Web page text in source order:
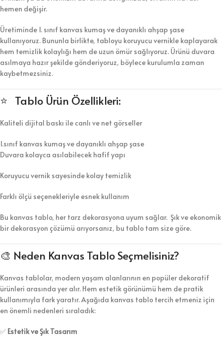
hemen değişir.
Üretiminde 1. sınıf kanvas kumaş ve dayanıklı ahşap şase
kullanıyoruz. Bununla birlikte, tabloyu koruyucu vernikle kaplayarak
hem temizlik kolaylığı hem de uzun ömür sağlıyoruz. Ürünü duvara
asılmaya hazır şekilde gönderiyoruz, böylece kurulumla zaman
kaybetmezsiniz.
⭐ Tablo Ürün Özellikleri:
Kaliteli dijital baskı ile canlı ve net görseller
1.sınıf kanvas kumaş ve dayanıklı ahşap şase
Duvara kolayca asılabilecek hafif yapı
Koruyucu vernik sayesinde kolay temizlik
Farklı ölçü seçenekleriyle esnek kullanım
Bu kanvas tablo, her tarz dekorasyona uyum sağlar. Şık ve ekonomik
bir dekorasyon çözümü arıyorsanız, bu tablo tam size göre.
🎨 Neden Kanvas Tablo Seçmelisiniz?
Kanvas tablolar, modern yaşam alanlarının en popüler dekoratif
ürünleri arasında yer alır. Hem estetik görünümü hem de pratik
kullanımıyla fark yaratır. Aşağıda kanvas tablo tercih etmeniz için
en önemli nedenleri sıraladık:
✅ Estetik ve Şık Tasarım